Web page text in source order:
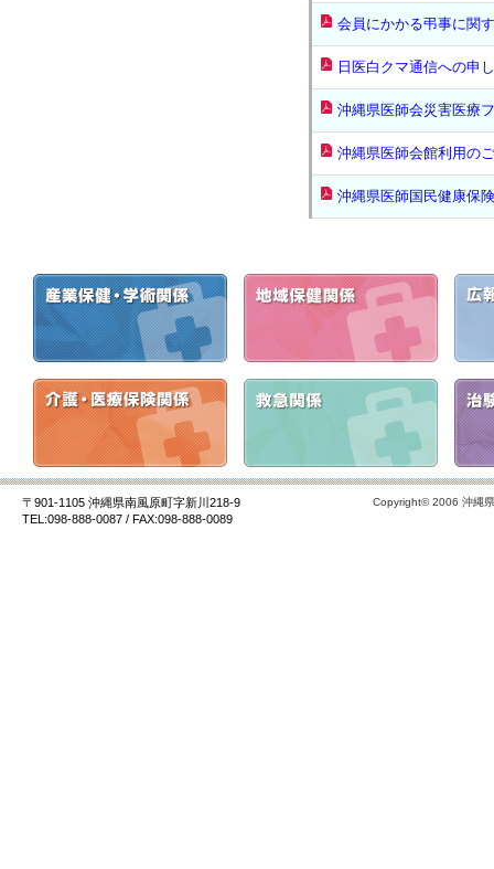
会員にかかる弔事に関
日医白クマ通信への申
沖縄県医師会災害医療
沖縄県医師会館利用の
沖縄県医師国民健康保
〒901-1105 沖縄県南風原町字新川218-9
TEL:098-888-0087 / FAX:098-888-0089
Copyright© 2006 沖縄